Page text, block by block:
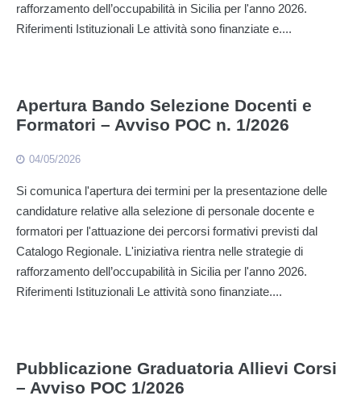
rafforzamento dell’occupabilità in Sicilia per l'anno 2026.
Riferimenti Istituzionali Le attività sono finanziate e....
Apertura Bando Selezione Docenti e
Formatori – Avviso POC n. 1/2026
04/05/2026
Si comunica l'apertura dei termini per la presentazione delle
candidature relative alla selezione di personale docente e
formatori per l'attuazione dei percorsi formativi previsti dal
Catalogo Regionale. L'iniziativa rientra nelle strategie di
rafforzamento dell’occupabilità in Sicilia per l'anno 2026.
Riferimenti Istituzionali Le attività sono finanziate....
Pubblicazione Graduatoria Allievi Corsi
– Avviso POC 1/2026